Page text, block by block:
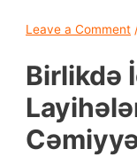
Leave a Comment
Birlikdə